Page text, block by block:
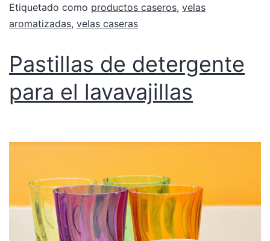
Etiquetado como productos caseros, velas
aromatizadas, velas caseras
Pastillas de detergente
para el lavavajillas